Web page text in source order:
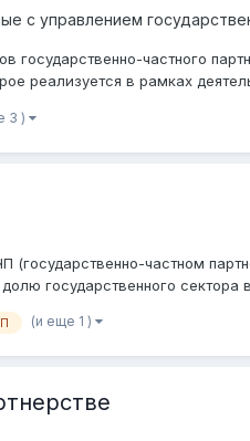
с управлением
частного
реализуется в рамках
3 )
частном
государственного сектора
(и еще 1 )